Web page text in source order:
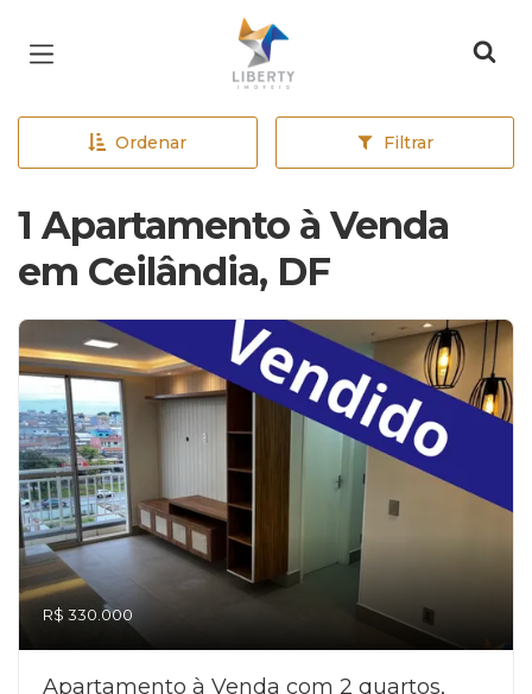
Página inicial
Ordenar Filtrar
1 Apartamento à Venda
em Ceilândia, DF
R$ 330.000
Apartamento à Venda com 2 quartos,